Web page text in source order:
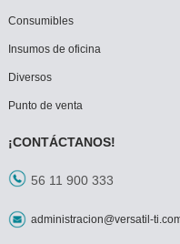
Consumibles
Insumos de oficina
Diversos
Punto de venta
¡CONTÁCTANOS!
56 11 900 333
administracion@versatil-